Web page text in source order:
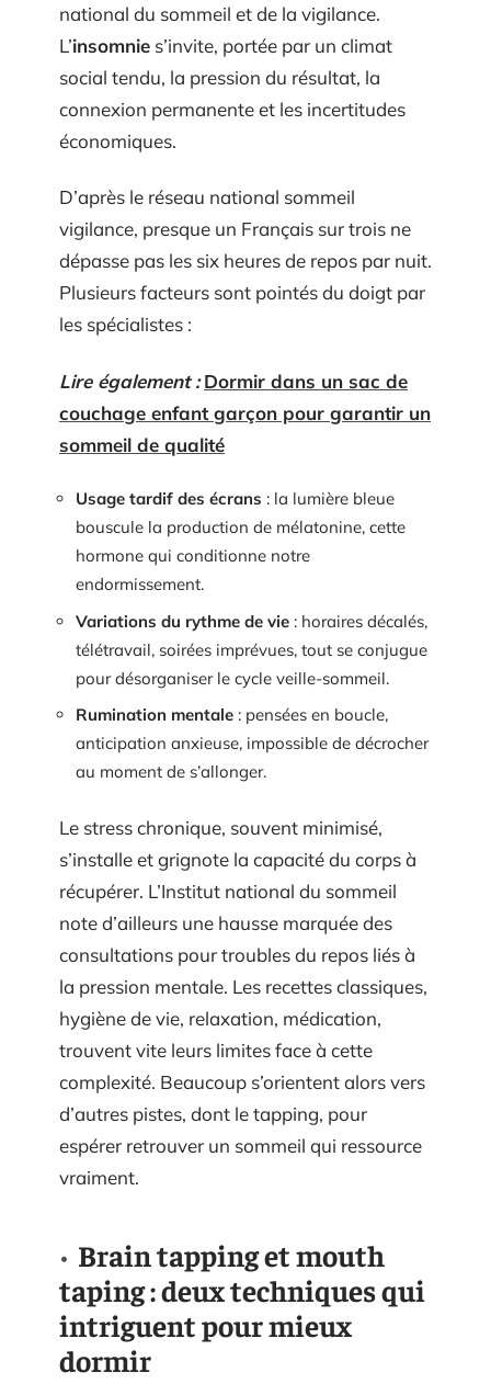
national du sommeil et de la vigilance.
L’insomnie s’invite, portée par un climat
social tendu, la pression du résultat, la
connexion permanente et les incertitudes
économiques.
D’après le réseau national sommeil
vigilance, presque un Français sur trois ne
dépasse pas les six heures de repos par nuit.
Plusieurs facteurs sont pointés du doigt par
les spécialistes :
Lire également : Dormir dans un sac de
couchage enfant garçon pour garantir un
sommeil de qualité
Usage tardif des écrans : la lumière bleue
bouscule la production de mélatonine, cette
hormone qui conditionne notre
endormissement.
Variations du rythme de vie : horaires décalés,
télétravail, soirées imprévues, tout se conjugue
pour désorganiser le cycle veille-sommeil.
Rumination mentale : pensées en boucle,
anticipation anxieuse, impossible de décrocher
au moment de s’allonger.
Le stress chronique, souvent minimisé,
s’installe et grignote la capacité du corps à
récupérer. L’Institut national du sommeil
note d’ailleurs une hausse marquée des
consultations pour troubles du repos liés à
la pression mentale. Les recettes classiques,
hygiène de vie, relaxation, médication,
trouvent vite leurs limites face à cette
complexité. Beaucoup s’orientent alors vers
d’autres pistes, dont le tapping, pour
espérer retrouver un sommeil qui ressource
vraiment.
Brain tapping et mouth
taping : deux techniques qui
intriguent pour mieux
dormir